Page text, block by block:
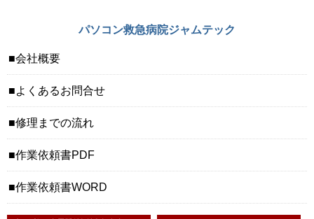
パソコン救急病院ジャムテック
会社概要
よくあるお問合せ
修理までの流れ
作業依頼書PDF
作業依頼書WORD